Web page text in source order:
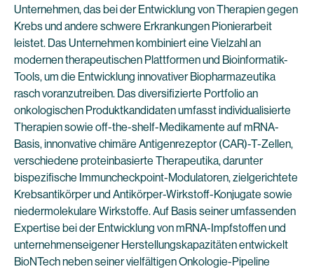
Unternehmen, das bei der Entwicklung von Therapien gegen
Krebs und andere schwere Erkrankungen Pionierarbeit
leistet. Das Unternehmen kombiniert eine Vielzahl an
modernen therapeutischen Plattformen und Bioinformatik-
Tools, um die Entwicklung innovativer Biopharmazeutika
rasch voranzutreiben. Das diversifizierte Portfolio an
onkologischen Produktkandidaten umfasst individualisierte
Therapien sowie off-the-shelf-Medikamente auf mRNA-
Basis, innonvative chimäre Antigenrezeptor (CAR)-T-Zellen,
verschiedene proteinbasierte Therapeutika, darunter
bispezifische Immuncheckpoint-Modulatoren, zielgerichtete
Krebsantikörper und Antikörper-Wirkstoff-Konjugate sowie
niedermolekulare Wirkstoffe. Auf Basis seiner umfassenden
Expertise bei der Entwicklung von mRNA-Impfstoffen und
unternehmenseigener Herstellungskapazitäten entwickelt
BioNTech neben seiner vielfältigen Onkologie-Pipeline